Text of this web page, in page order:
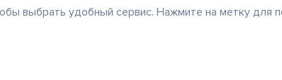
выбрать удобный сервис. Нажмите на метку для